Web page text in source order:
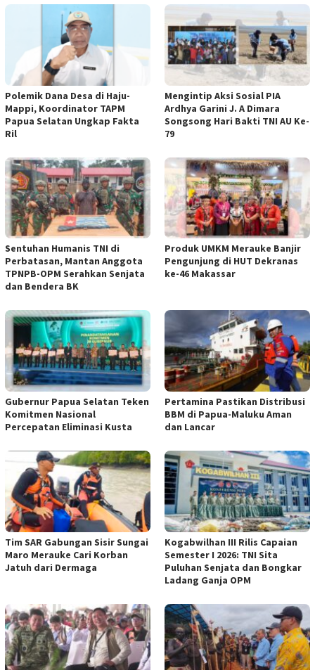
Polemik Dana Desa di Haju-
Mappi, Koordinator TAPM
Papua Selatan Ungkap Fakta
Ril
Mengintip Aksi Sosial PIA
Ardhya Garini J. A Dimara
Songsong Hari Bakti TNI AU Ke-
79
Sentuhan Humanis TNI di
Perbatasan, Mantan Anggota
TPNPB-OPM Serahkan Senjata
dan Bendera BK
Produk UMKM Merauke Banjir
Pengunjung di HUT Dekranas
ke-46 Makassar
Gubernur Papua Selatan Teken
Komitmen Nasional
Percepatan Eliminasi Kusta
Pertamina Pastikan Distribusi
BBM di Papua-Maluku Aman
dan Lancar
Tim SAR Gabungan Sisir Sungai
Maro Merauke Cari Korban
Jatuh dari Dermaga
Kogabwilhan III Rilis Capaian
Semester I 2026: TNI Sita
Puluhan Senjata dan Bongkar
Ladang Ganja OPM